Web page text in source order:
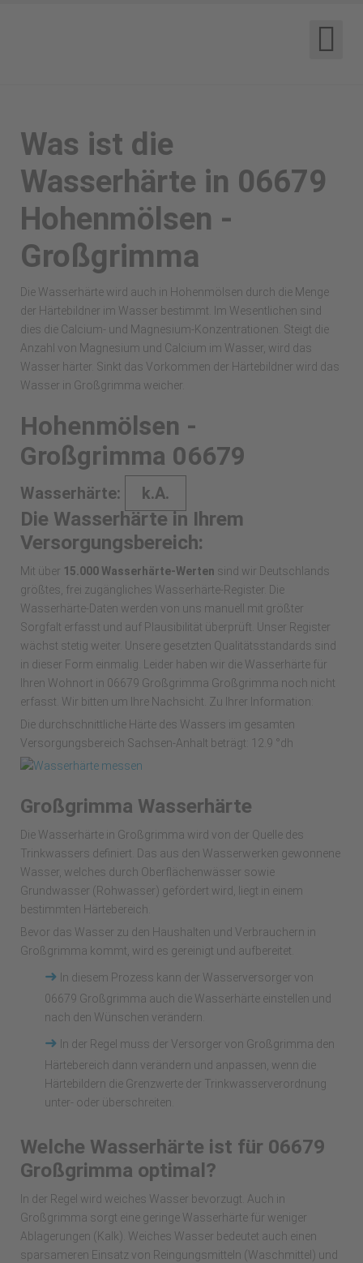
Was ist die
Wasserhärte in 06679
Hohenmölsen -
Großgrimma
Die Wasserhärte wird auch in Hohenmölsen durch die Menge
der Härtebildner im Wasser bestimmt. Im Wesentlichen sind
dies die Calcium- und Magnesium-Konzentrationen. Steigt die
Anzahl von Magnesium und Calcium im Wasser, wird das
Wasser härter. Sinkt das Vorkommen der Härtebildner wird das
Wasser in Großgrimma weicher.
Hohenmölsen -
Großgrimma 06679
Wasserhärte: k.A.
Die Wasserhärte in Ihrem
Versorgungsbereich:
Mit über 15.000 Wasserhärte-Werten sind wir Deutschlands
größtes, frei zugängliches Wasserhärte-Register. Die
Wasserhärte-Daten werden von uns manuell mit größter
Sorgfalt erfasst und auf Plausibilität überprüft. Unser Register
wächst stetig weiter. Unsere gesetzten Qualitätsstandards sind
in dieser Form einmalig. Leider haben wir die Wasserhärte für
Ihren Wohnort in 06679 Großgrimma Großgrimma noch nicht
erfasst. Wir bitten um Ihre Nachsicht. Zu Ihrer Information:
Die durchschnittliche Härte des Wassers im gesamten
Versorgungsbereich Sachsen-Anhalt beträgt: 12.9 °dh
Großgrimma Wasserhärte
Die Wasserhärte in Großgrimma wird von der Quelle des
Trinkwassers definiert. Das aus den Wasserwerken gewonnene
Wasser, welches durch Oberflächenwässer sowie
Grundwasser (Rohwasser) gefördert wird, liegt in einem
bestimmten Härtebereich.
Bevor das Wasser zu den Haushalten und Verbrauchern in
Großgrimma kommt, wird es gereinigt und aufbereitet.
➜ In diesem Prozess kann der Wasserversorger von
06679 Großgrimma auch die Wasserhärte einstellen und
nach den Wünschen verändern.
➜ In der Regel muss der Versorger von Großgrimma den
Härtebereich dann verändern und anpassen, wenn die
Härtebildern die Grenzwerte der Trinkwasserverordnung
unter- oder überschreiten.
Welche Wasserhärte ist für 06679
Großgrimma optimal?
In der Regel wird weiches Wasser bevorzugt. Auch in
Großgrimma sorgt eine geringe Wasserhärte für weniger
Ablagerungen (Kalk). Weiches Wasser bedeutet auch einen
sparsameren Einsatz von Reingungsmitteln (Waschmittel) und